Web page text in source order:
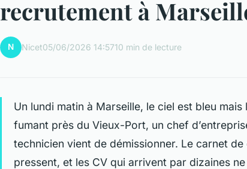
recrutement à
N Nicet05/06/2026 14:5710 min de lecture
Un lundi matin à Marseille, le ciel est bleu
fumant près du Vieux-Port, un chef
technicien vient de démissionner. Le carnet
pressent, et les CV qui arrivent par dizaines